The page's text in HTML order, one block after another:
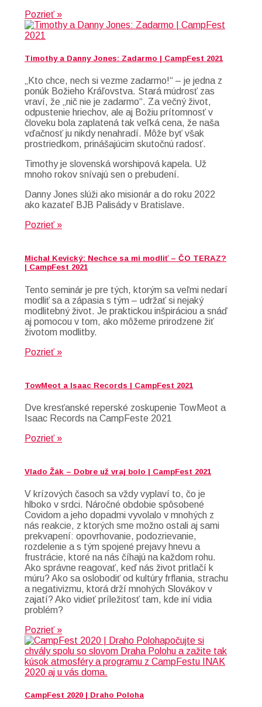
Pozrieť »
Timothy a Danny Jones: Zadarmo | CampFest 2021
„Kto chce, nech si vezme zadarmo!“ – je jedna z
ponúk Božieho Kráľovstva. Stará múdrosť zas
vraví, že „nič nie je zadarmo“. Za večný život,
odpustenie hriechov, ale aj Božiu prítomnosť v
človeku bola zaplatená tak veľká cena, že naša
vďačnosť ju nikdy nenahradí. Môže byť však
prostriedkom, prinášajúcim skutočnú radosť.
Timothy je slovenská worshipová kapela. Už
mnoho rokov snívajú sen o prebudení.
Danny Jones slúži ako misionár a do roku 2022
ako kazateľ BJB Palisády v Bratislave.
Pozrieť »
Michal Kevický: Nechce sa mi modliť – ČO TERAZ?
| CampFest 2021
Tento seminár je pre tých, ktorým sa veľmi nedarí
modliť sa a zápasia s tým – udržať si nejaký
modlitebný život. Je praktickou inšpiráciou a snáď
aj pomocou v tom, ako môžeme prirodzene žiť
životom modlitby.
Pozrieť »
TowMeot a Isaac Records | CampFest 2021
Dve kresťanské reperské zoskupenie TowMeot a
Isaac Records na CampFeste 2021
Pozrieť »
Vlado Žák – Dobre už vraj bolo | CampFest 2021
V krízových časoch sa vždy vyplaví to, čo je
hlboko v srdci. Náročné obdobie spôsobené
Covidom a jeho dopadmi vyvolalo v mnohých z
nás reakcie, z ktorých sme možno ostali aj sami
prekvapení: opovrhovanie, podozrievanie,
rozdelenie a s tým spojené prejavy hnevu a
frustrácie, ktoré na nás číhajú na každom rohu.
Ako správne reagovať, keď nás život pritlačí k
múru? Ako sa oslobodiť od kultúry frflania, strachu
a negativizmu, ktorá drží mnohých Slovákov v
zajatí? Ako vidieť príležitosť tam, kde iní vidia
problém?
Pozrieť »
CampFest 2020 | Draho Poloha